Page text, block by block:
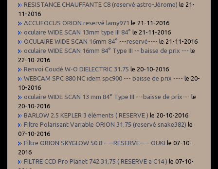
RESISTANCE CHAUFFANTE C8 (reservé astro-Jérome) le 21-
11-2016
ACCUFOCUS ORION reservé lamy971 le 21-11-2016
oculaire WIDE SCAN 13mm type III 84° le 21-11-2016
OCULAIRE WIDE SCAN 16mm 84° ---reservé---- le 21-11-2016
oculaire WIDE SCAN 16mm 84° Type III -- baisse de prix --- le
22-10-2016
Renvoi Coudé W-O DIELECTRIC 31.75 le 20-10-2016
WEBCAM SPC 880 NC idem spc900 --- baisse de prix ---- le 20-
10-2016
oculaire WIDE SCAN 13 mm 84° Type III ---baisse de prix--- le
20-10-2016
BARLOW 2.5 KEPLER 3 éléments ( RESERVE ) le 20-10-2016
Filtre Polarisant Variable ORION 31.75 (reservé snake382) le
07-10-2016
Filtre ORION SKYGLOW 50.8 ----RESERVE---- OUKI le 07-10-
2016
FILTRE CCD Pro Planet 742 31,75 ( RESERVE a C14 ) le 07-10-